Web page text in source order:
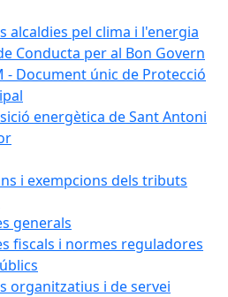
alcaldies pel clima i l'energia
Conducta per al Bon Govern
- Document únic de Protecció
energètica de Sant Antoni
i exempcions dels tributs
generals
fiscals i normes reguladores
organitzatius i de servei